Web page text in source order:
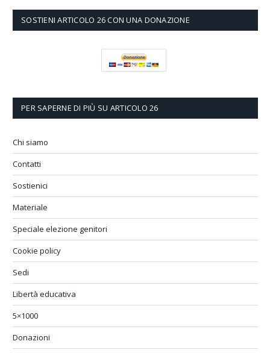
SOSTIENI ARTICOLO 26 CON UNA DONAZIONE
PER SAPERNE DI PIÙ SU ARTICOLO 26
Chi siamo
Contatti
Sostienici
Materiale
Speciale elezione genitori
Cookie policy
Sedi
Libertà educativa
5×1000
Donazioni